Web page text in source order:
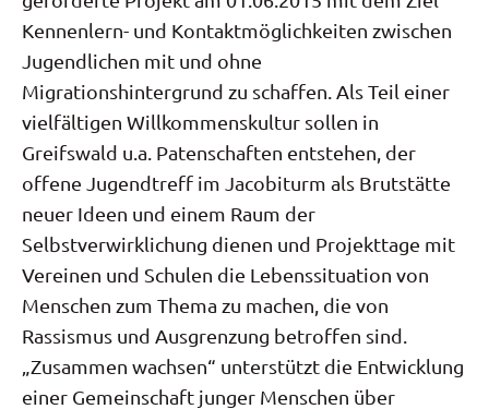
Kennenlern- und Kontaktmöglichkeiten zwischen
Jugendlichen mit und ohne
Migrationshintergrund zu schaffen. Als Teil einer
vielfältigen Willkommenskultur sollen in
Greifswald u.a. Patenschaften entstehen, der
offene Jugendtreff im Jacobiturm als Brutstätte
neuer Ideen und einem Raum der
Selbstverwirklichung dienen und Projekttage mit
Vereinen und Schulen die Lebenssituation von
Menschen zum Thema zu machen, die von
Rassismus und Ausgrenzung betroffen sind.
„Zusammen wachsen“ unterstützt die Entwicklung
einer Gemeinschaft junger Menschen über